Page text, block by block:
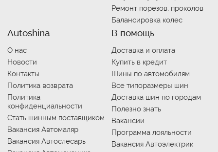
Ремонт порезов, проколов
Балансировка колес
Autoshina
О нас
Новости
Контакты
Политика возврата
Политика
конфиденциальности
Стать шинным поставщиком
Вакансия Автомаляр
Вакансия Автослесарь
В помощь
Доставка и оплата
Купить в кредит
Шины по автомобилям
Все типоразмеры шин
Доставка шин по городам
Полезно знать
Вакансии
Программа лояльности
Вакансия Автоэлектрик